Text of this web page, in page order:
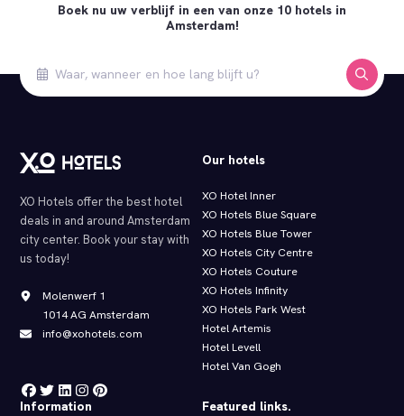
Boek nu uw verblijf in een van onze 10 hotels in
Amsterdam!
XO Hotels offer the best hotel
deals in and around Amsterdam
city center. Book your stay with
us today!
Molenwerf 1
1014 AG Amsterdam
info@xohotels.com
Our hotels
XO Hotel Inner
XO Hotels Blue Square
XO Hotels Blue Tower
XO Hotels City Centre
XO Hotels Couture
XO Hotels Infinity
XO Hotels Park West
Hotel Artemis
Hotel Levell
Hotel Van Gogh
Information Featured links.